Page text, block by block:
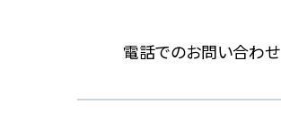
電話でのお問い合わせ